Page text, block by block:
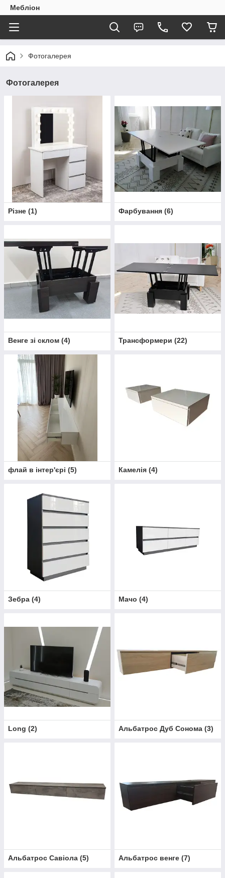
Мебліон
Фотогалерея
Фотогалерея
Різне (1) Фарбування (6)
Венге зі склом (4) Трансформери (22)
флай в інтер'єрі (5) Камелія (4)
Зебра (4) Мачо (4)
Long (2) Альбатрос Дуб Сонома (3)
Альбатрос Савіола (5) Альбатрос венге (7)